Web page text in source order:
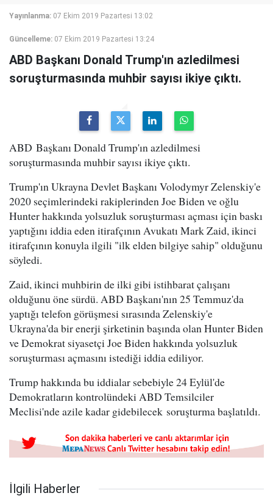
Yayınlanma: 07 Ekim 2019 Pazartesi 13:02
Güncelleme: 07 Ekim 2019 Pazartesi 13:24
ABD Başkanı Donald Trump'ın azledilmesi
soruşturmasında muhbir sayısı ikiye çıktı.
ABD Başkanı Donald Trump'ın azledilmesi
soruşturmasında muhbir sayısı ikiye çıktı.
Trump'ın Ukrayna Devlet Başkanı Volodymyr Zelenskiy'e
2020 seçimlerindeki rakiplerinden Joe Biden ve oğlu
Hunter hakkında yolsuzluk soruşturması açması için baskı
yaptığını iddia eden itirafçının Avukatı Mark Zaid, ikinci
itirafçının konuyla ilgili "ilk elden bilgiye sahip" olduğunu
söyledi.
Zaid, ikinci muhbirin de ilki gibi istihbarat çalışanı
olduğunu öne sürdü. ABD Başkanı'nın 25 Temmuz'da
yaptığı telefon görüşmesi sırasında Zelenskiy'e
Ukrayna'da bir enerji şirketinin başında olan Hunter Biden
ve Demokrat siyasetçi Joe Biden hakkında yolsuzluk
soruşturması açmasını istediği iddia ediliyor.
Trump hakkında bu iddialar sebebiyle 24 Eylül'de
Demokratların kontrolündeki ABD Temsilciler
Meclisi'nde azile kadar gidebilecek soruşturma başlatıldı.
İlgili Haberler